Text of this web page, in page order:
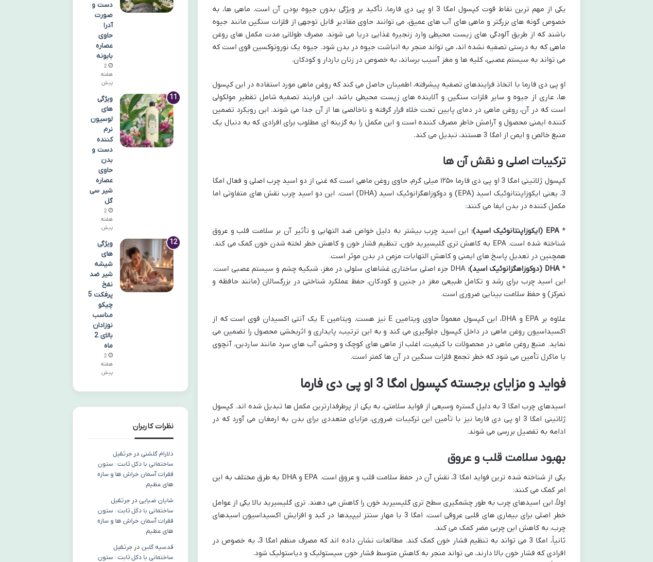
یکی از مهم ترین نقاط قوت کپسول امگا 3 او پی دی فارما، تأکید بر ویژگی بدون جیوه بودن آن است. ماهی ها، به
خصوص گونه های بزرگتر و ماهی های آب های عمیق، می توانند حاوی مقادیر قابل توجهی از فلزات سنگین مانند جیوه
باشند که از طریق آلودگی های زیست محیطی وارد زنجیره غذایی دریا می شوند. مصرف طولانی مدت مکمل های روغن
ماهی که به درستی تصفیه نشده اند، می تواند منجر به انباشت جیوه در بدن شود. جیوه یک نوروتوکسین قوی است که
می تواند به سیستم عصبی، کلیه ها و مغز آسیب برساند، به خصوص در زنان باردار و کودکان.
او پی دی فارما با اتخاذ فرایندهای تصفیه پیشرفته، اطمینان حاصل می کند که روغن ماهی مورد استفاده در این کپسول
ها، عاری از جیوه و سایر فلزات سنگین و آلاینده های زیست محیطی باشد. این فرایند تصفیه شامل تقطیر مولکولی
است که در آن، روغن ماهی در دمای پایین تحت خلاء قرار گرفته و ناخالصی ها از آن جدا می شوند. این رویکرد تضمین
کننده ایمنی محصول و آرامش خاطر مصرف کننده است و این مکمل را به گزینه ای مطلوب برای افرادی که به دنبال یک
منبع خالص و ایمن از امگا 3 هستند، تبدیل می کند.
ترکیبات اصلی و نقش آن ها
کپسول ژلاتینی امگا 3 او پی دی فارما ۱۲۵۰ میلی گرم، حاوی روغن ماهی است که غنی از دو اسید چرب اصلی و فعال امگا
3، یعنی ایکوزاپنتانوئیک اسید (EPA) و دوکوزاهگزانوئیک اسید (DHA) است. این دو اسید چرب نقش های متفاوتی اما
مکمل کننده در بدن ایفا می کنند:
*EPA (ایکوزاپنتانوئیک اسید):
این اسید چرب بیشتر به دلیل خواص ضد التهابی و تأثیر آن بر سلامت قلب و عروق
شناخته شده است. EPA به کاهش تری گلیسیرید خون، تنظیم فشار خون و کاهش خطر لخته شدن خون کمک می کند.
همچنین در تعدیل پاسخ های ایمنی و کاهش التهابات مزمن در بدن موثر است.
*DHA (دوکوزاهگزانوئیک اسید):
DHA جزء اصلی ساختاری غشاهای سلولی در مغز، شبکیه چشم و سیستم عصبی است.
این اسید چرب برای رشد و تکامل طبیعی مغز در جنین و کودکان، حفظ عملکرد شناختی در بزرگسالان (مانند حافظه و
تمرکز) و حفظ سلامت بینایی ضروری است.
علاوه بر EPA و DHA، این کپسول معمولاً حاوی ویتامین E نیز هست. ویتامین E یک آنتی اکسیدان قوی است که از
اکسیداسیون روغن ماهی در داخل کپسول جلوگیری می کند و به این ترتیب، پایداری و اثربخشی محصول را تضمین می
نماید. منبع روغن ماهی در محصولات با کیفیت، اغلب از ماهی های کوچک و وحشی آب های سرد مانند ساردین، آنچوی
یا ماکرل تأمین می شود که خطر تجمع فلزات سنگین در آن ها کمتر است.
فواید و مزایای برجسته کپسول امگا 3 او پی دی فارما
اسیدهای چرب امگا 3 به دلیل گستره وسیعی از فواید سلامتی، به یکی از پرطرفدارترین مکمل ها تبدیل شده اند. کپسول
ژلاتینی امگا 3 او پی دی فارما نیز با تأمین این ترکیبات ضروری، مزایای متعددی برای بدن به ارمغان می آورد که در
ادامه به تفصیل بررسی می شوند.
بهبود سلامت قلب و عروق
یکی از شناخته شده ترین فواید امگا 3، نقش آن در حفظ سلامت قلب و عروق است. EPA و DHA به طرق مختلف به این
امر کمک می کنند:
اولاً، این اسیدهای چرب به طور چشمگیری سطح تری گلیسیرید خون را کاهش می دهند. تری گلیسیرید بالا یکی از عوامل
خطر اصلی برای بیماری های قلبی عروقی است. امگا 3 با مهار سنتز لیپیدها در کبد و افزایش اکسیداسیون اسیدهای
چرب، به کاهش این چربی مضر کمک می کند.
ثانیاً، امگا 3 می تواند به تنظیم فشار خون کمک کند. مطالعات نشان داده اند که مصرف منظم امگا 3، به خصوص در
افرادی که فشار خون بالا دارند، می تواند منجر به کاهش متوسط فشار خون سیستولیک و دیاستولیک شود.
دست و
صورت
آدرا
حاوی
عصاره
بابونه
2
هفته
پیش
ویژگی
های
لوسیون
نرم
کننده
دست و
بدن
حاوی
عصاره
شیر سی
گل
2
هفته
پیش
ویژگی
های
شیشه
شیر ضد
نفخ
پرفکت 5
چیکو
مناسب
نوزادان
بالای 2
ماه
2
هفته
پیش
نظرات کاربران
دلارام گلشنی در جرثقیل
ساختمانی با دکل ثابت : ستون
فقرات آسمان خراش ها و سازه
های عظیم
شایان ضیایی در جرثقیل
ساختمانی با دکل ثابت : ستون
فقرات آسمان خراش ها و سازه
های عظیم
قدسیه گلبن در جرثقیل
ساختمانی با دکل ثابت : ستون